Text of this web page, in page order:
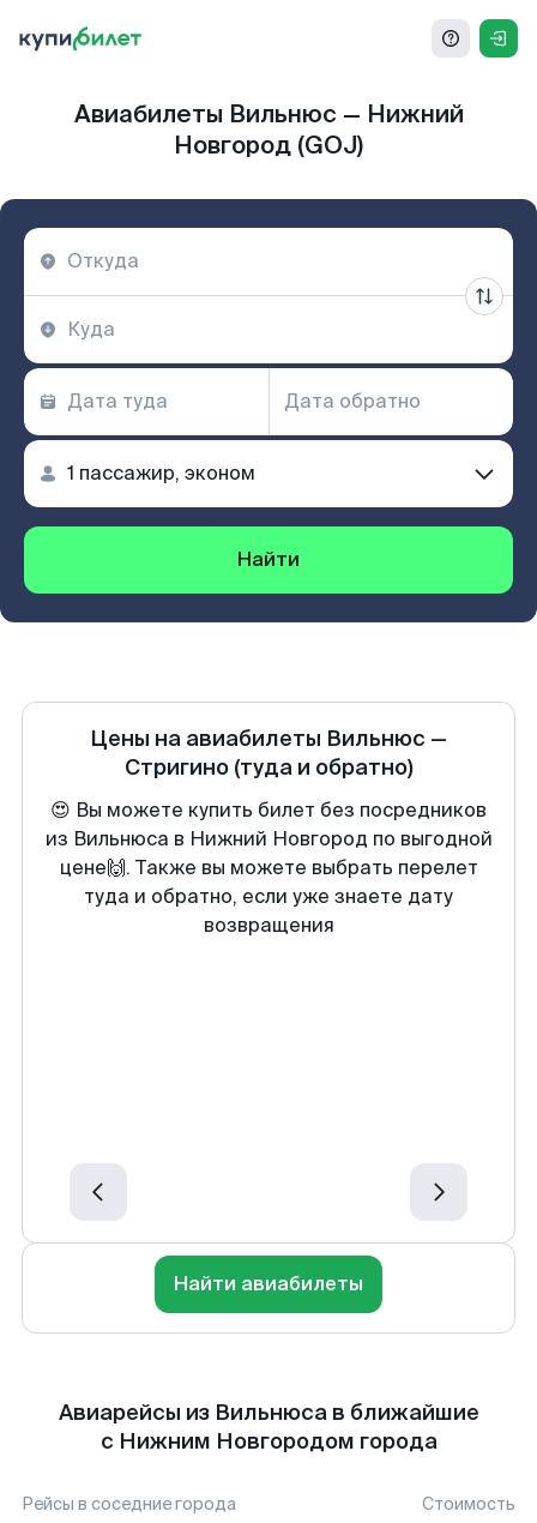
Авиабилеты Вильнюс — Нижний
Новгород (GOJ)
Найти
Цены на авиабилеты Вильнюс —
Стригино (туда и обратно)
😍 Вы можете купить билет без посредников
из Вильнюса в Нижний Новгород по выгодной
цене🙌. Также вы можете выбрать перелет
туда и обратно, если уже знаете дату
возвращения
Найти авиабилеты
Авиарейсы из Вильнюса в ближайшие
с Нижним Новгородом города
Рейсы в соседние города Стоимость